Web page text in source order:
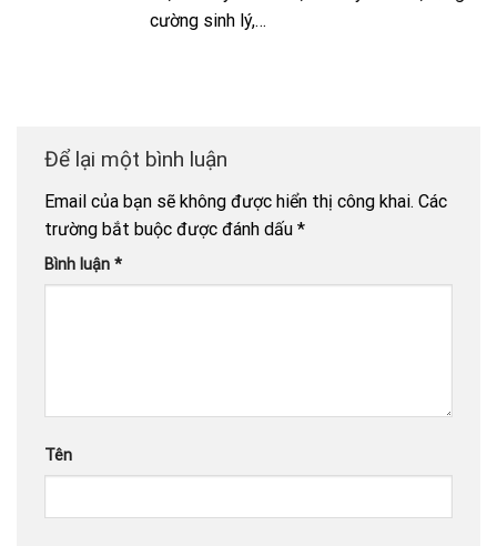
cường sinh lý,…
Để lại một bình luận
Email của bạn sẽ không được hiển thị công khai. Các
trường bắt buộc được đánh dấu *
Bình luận *
Tên